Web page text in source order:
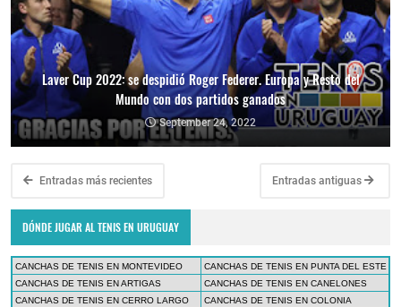
Laver Cup 2022: se despidió Roger Federer. Europa y Resto del
Mundo con dos partidos ganados
September 24, 2022
Entradas más recientes Entradas antiguas
DÓNDE JUGAR AL TENIS EN URUGUAY
CANCHAS DE TENIS EN MONTEVIDEO
CANCHAS DE TENIS EN PUNTA DEL ESTE
CANCHAS DE TENIS EN ARTIGAS
CANCHAS DE TENIS EN CANELONES
CANCHAS DE TENIS EN CERRO LARGO
CANCHAS DE TENIS EN COLONIA